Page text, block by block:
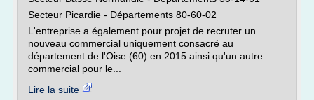
Secteur Picardie - Départements 80-60-02
L'entreprise a également pour projet de recruter un
nouveau commercial uniquement consacré au
département de l'Oise (60) en 2015 ainsi qu'un autre
commercial pour le...
Lire la suite